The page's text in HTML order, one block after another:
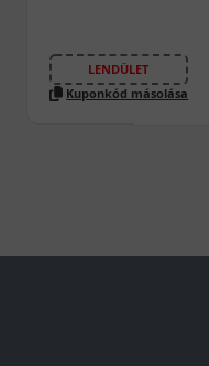
LENDÜLET
Kuponkód másolása